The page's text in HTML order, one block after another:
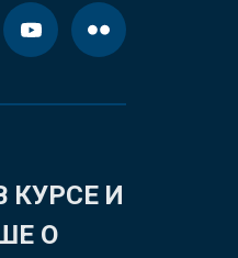
КУРСЕ И
О